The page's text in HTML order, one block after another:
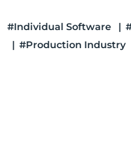
#Individual Software |
| #Production Industry